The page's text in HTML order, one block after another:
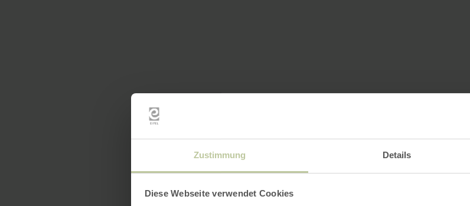
Zustimmung Details
Diese Webseite verwendet Cookies